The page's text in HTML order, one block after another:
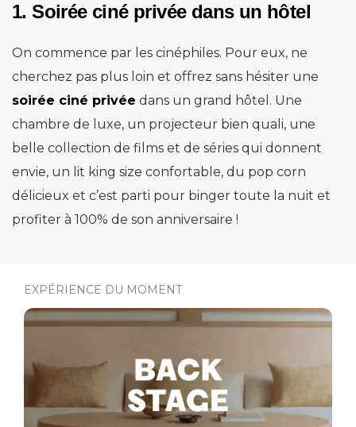
1. Soirée ciné privée dans un hôtel
On commence par les cinéphiles. Pour eux, ne
cherchez pas plus loin et offrez sans hésiter une
soirée ciné privée dans un grand hôtel. Une
chambre de luxe, un projecteur bien quali, une
belle collection de films et de séries qui donnent
envie, un lit king size confortable, du pop corn
délicieux et c’est parti pour binger toute la nuit et
profiter à 100% de son anniversaire !
EXPÉRIENCE DU MOMENT